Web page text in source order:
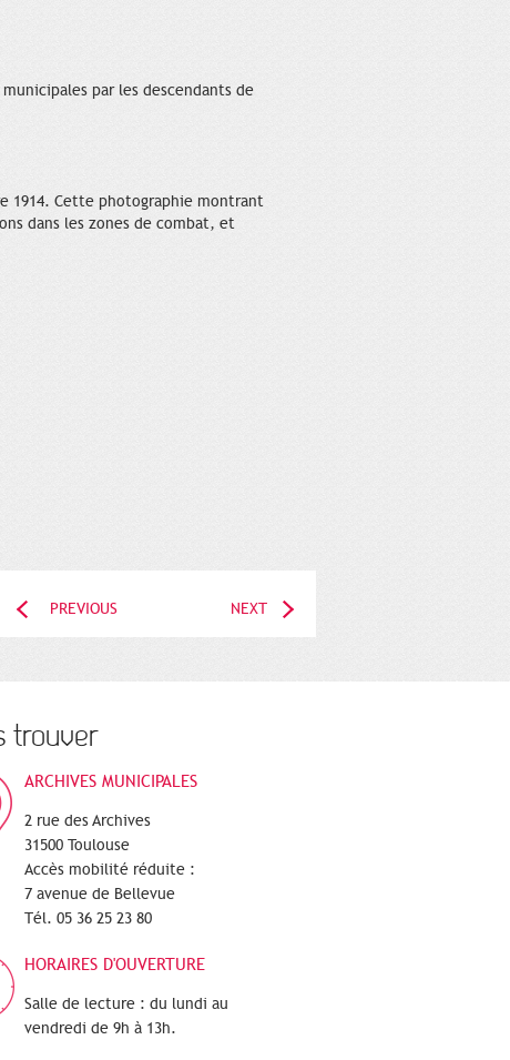
par les descendants de
1914. Cette photographie montrant
dans les zones de combat, et
PREVIOUS NEXT
trouver
ARCHIVES MUNICIPALES
2 rue des Archives
31500 Toulouse
Accès mobilité réduite :
7 avenue de Bellevue
Tél. 05 36 25 23 80
HORAIRES D'OUVERTURE
Salle de lecture : du lundi au
vendredi de 9h à 13h.